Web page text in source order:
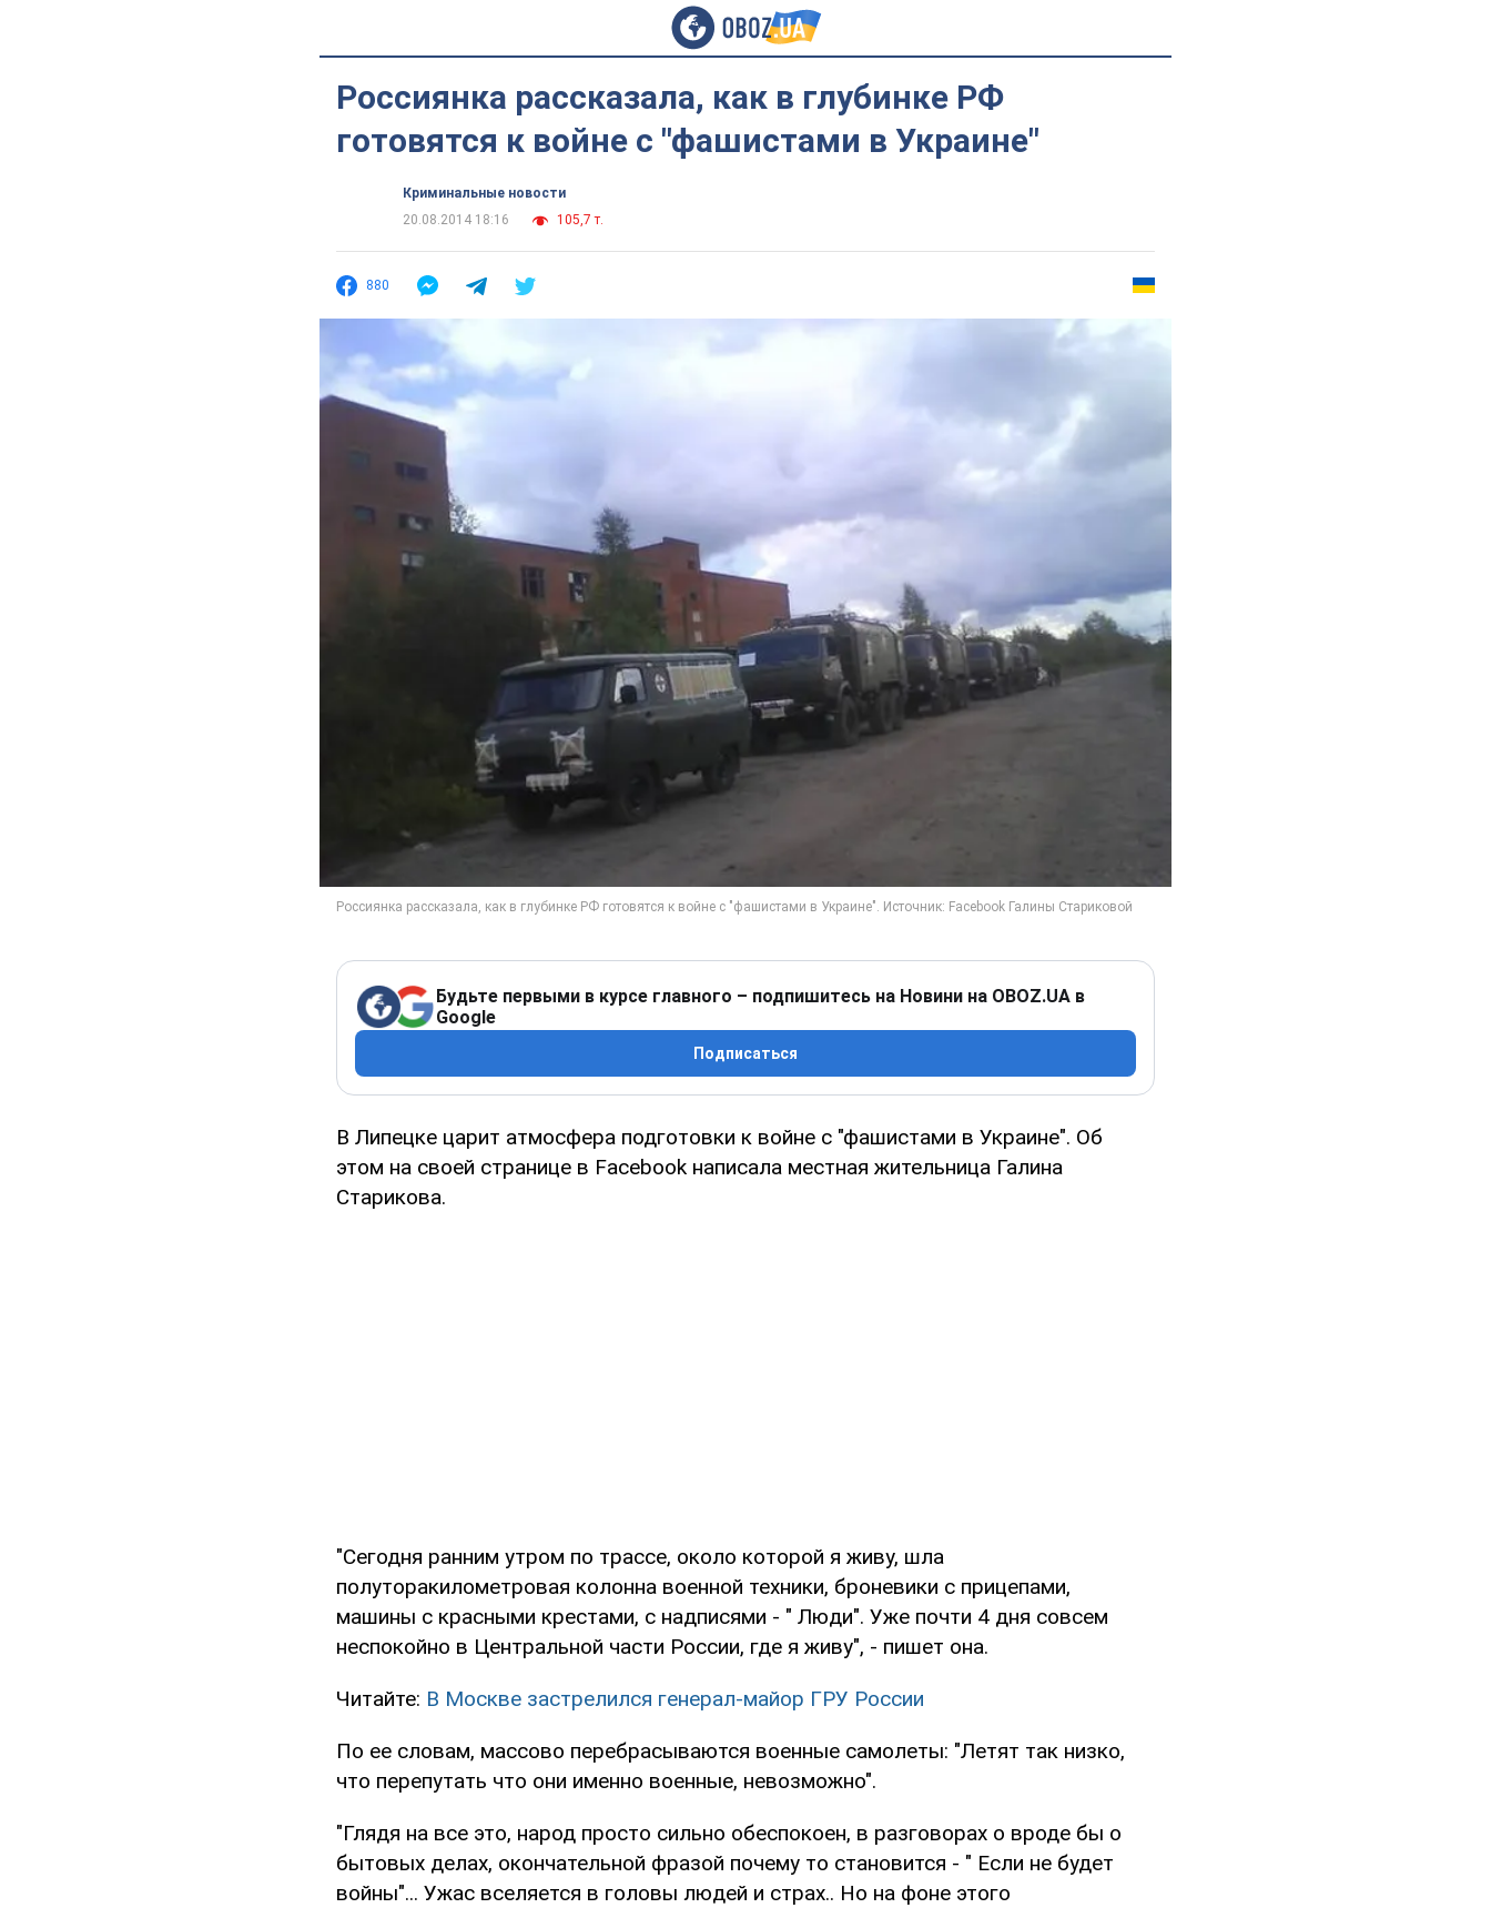
Россиянка рассказала, как в глубинке РФ
готовятся к войне с "фашистами в Украине"
Криминальные новости
20.08.2014 18:16
105,7 т.
880
Будьте первыми в курсе главного – подпишитесь на Новини на OBOZ.UA в
Google
Подписаться
В Липецке царит атмосфера подготовки к войне с "фашистами в Украине". Об
этом на своей странице в Facebook написала местная жительница Галина
Старикова.
"Сегодня ранним утром по трассе, около которой я живу, шла
полуторакилометровая колонна военной техники, броневики с прицепами,
машины с красными крестами, с надписями - " Люди". Уже почти 4 дня совсем
неспокойно в Центральной части России, где я живу", - пишет она.
Читайте: В Москве застрелился генерал-майор ГРУ России
По ее словам, массово перебрасываются военные самолеты: "Летят так низко,
что перепутать что они именно военные, невозможно".
"Глядя на все это, народ просто сильно обеспокоен, в разговорах о вроде бы о
бытовых делах, окончательной фразой почему то становится - " Если не будет
войны"... Ужас вселяется в головы людей и страх.. Но на фоне этого